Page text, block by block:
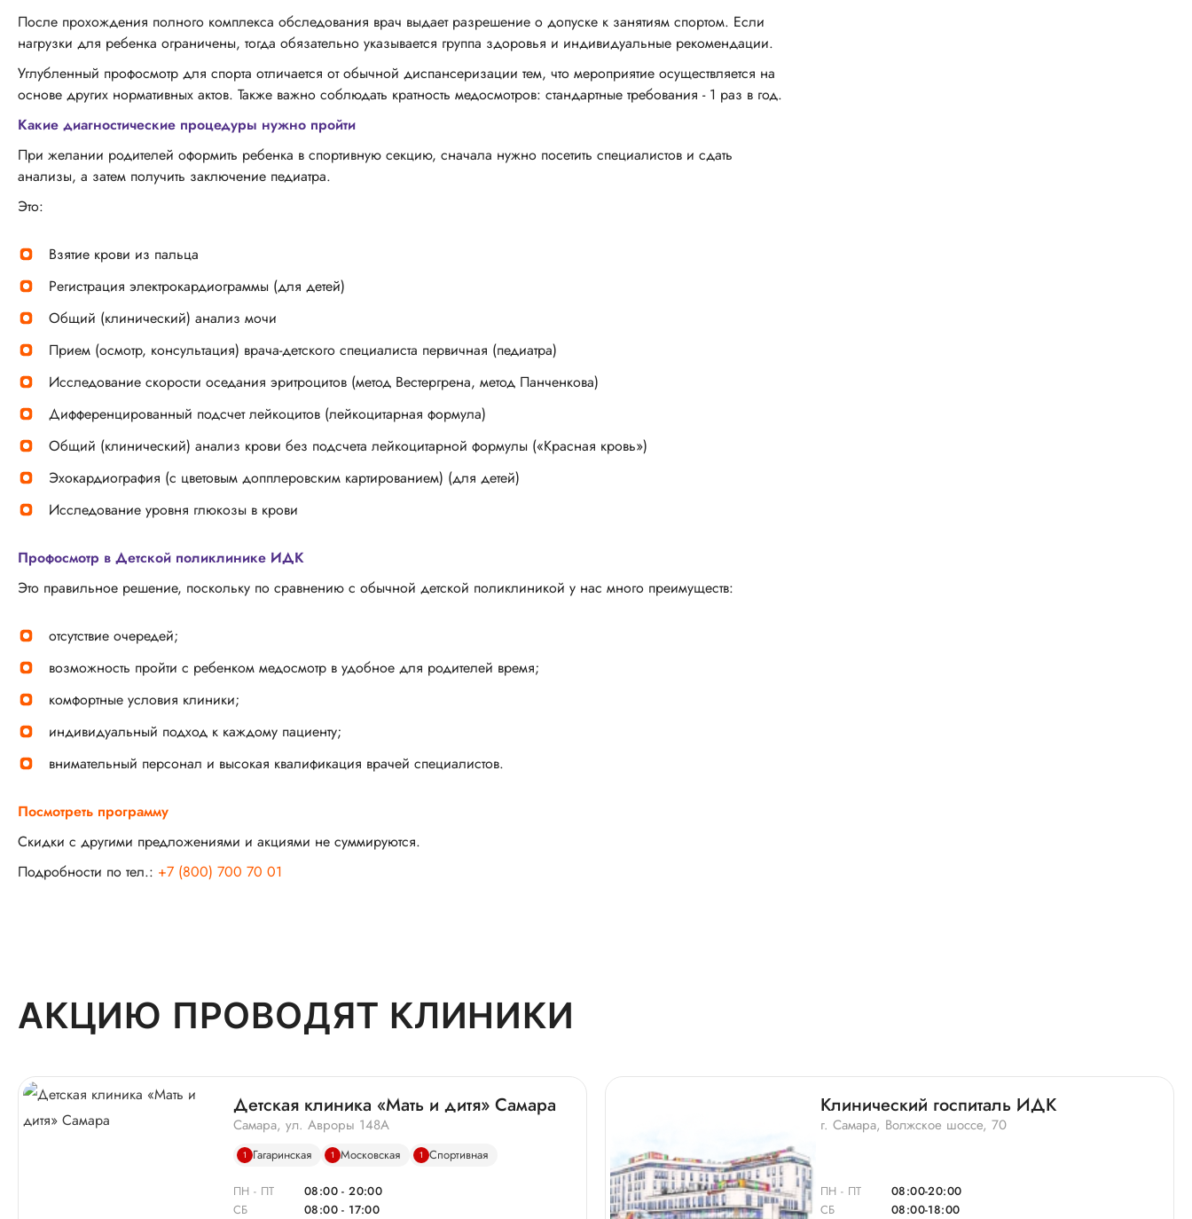
После прохождения полного комплекса обследования врач выдает разрешение о допуске к занятиям спортом. Если
нагрузки для ребенка ограничены, тогда обязательно указывается группа здоровья и индивидуальные рекомендации.
Углубленный профосмотр для спорта отличается от обычной диспансеризации тем, что мероприятие осуществляется на
основе других нормативных актов. Также важно соблюдать кратность медосмотров: стандартные требования - 1 раз в год.
Какие диагностические процедуры нужно пройти
При желании родителей оформить ребенка в спортивную секцию, сначала нужно посетить специалистов и сдать
анализы, а затем получить заключение педиатра.
Это:
Взятие крови из пальца
Регистрация электрокардиограммы (для детей)
Общий (клинический) анализ мочи
Прием (осмотр, консультация) врача-детского специалиста первичная (педиатра)
Исследование скорости оседания эритроцитов (метод Вестергрена, метод Панченкова)
Дифференцированный подсчет лейкоцитов (лейкоцитарная формула)
Общий (клинический) анализ крови без подсчета лейкоцитарной формулы («Красная кровь»)
Эхокардиография (с цветовым допплеровским картированием) (для детей)
Исследование уровня глюкозы в крови
Профосмотр в Детской поликлинике ИДК
Это правильное решение, поскольку по сравнению с обычной детской поликлиникой у нас много преимуществ:
отсутствие очередей;
возможность пройти с ребенком медосмотр в удобное для родителей время;
комфортные условия клиники;
индивидуальный подход к каждому пациенту;
внимательный персонал и высокая квалификация врачей специалистов.
Посмотреть программу
Скидки с другими предложениями и акциями не суммируются.
Подробности по тел.: +7 (800) 700 70 01
АКЦИЮ ПРОВОДЯТ КЛИНИКИ
Детская клиника «Мать и дитя» Самара
Самара, ул. Авроры 148А
1 Гагаринская 1 Московская 1 Спортивная
ПН - ПТ
08:00 - 20:00
СБ
08:00 - 17:00
Клинический госпиталь ИДК
г. Самара, Волжское шоссе, 70
ПН - ПТ
08:00-20:00
СБ
08:00-18:00